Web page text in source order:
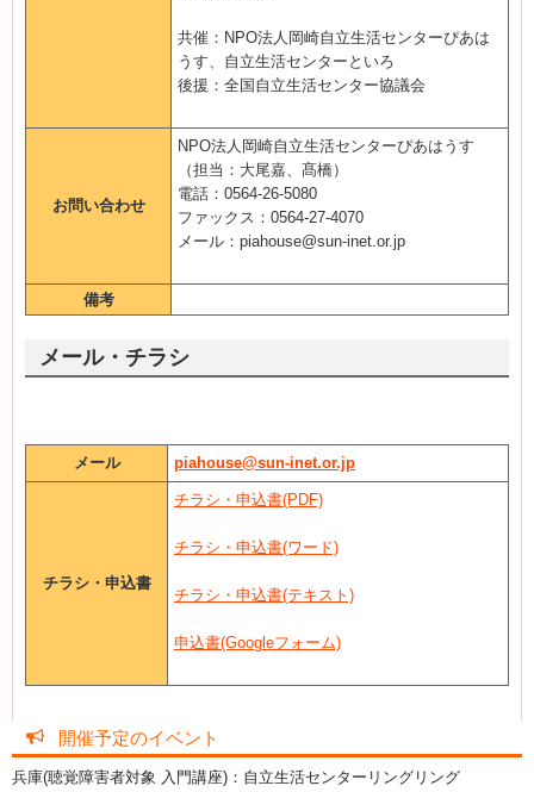
共催：NPO法人岡崎自立生活センターぴあは
うす、自立生活センターといろ
後援：全国自立生活センター協議会
お問い合わせ
NPO法人岡崎自立生活センターぴあはうす
（担当：大尾嘉、髙橋）
電話：0564-26-5080
ファックス：0564-27-4070
メール：piahouse@sun-inet.or.jp
備考
メール・チラシ
メール piahouse@sun-inet.or.jp
チラシ・申込書
チラシ・申込書(PDF)
チラシ・申込書(ワード)
チラシ・申込書(テキスト)
申込書(Googleフォーム)
開催予定のイベント
兵庫(聴覚障害者対象 入門講座)：自立生活センターリングリング